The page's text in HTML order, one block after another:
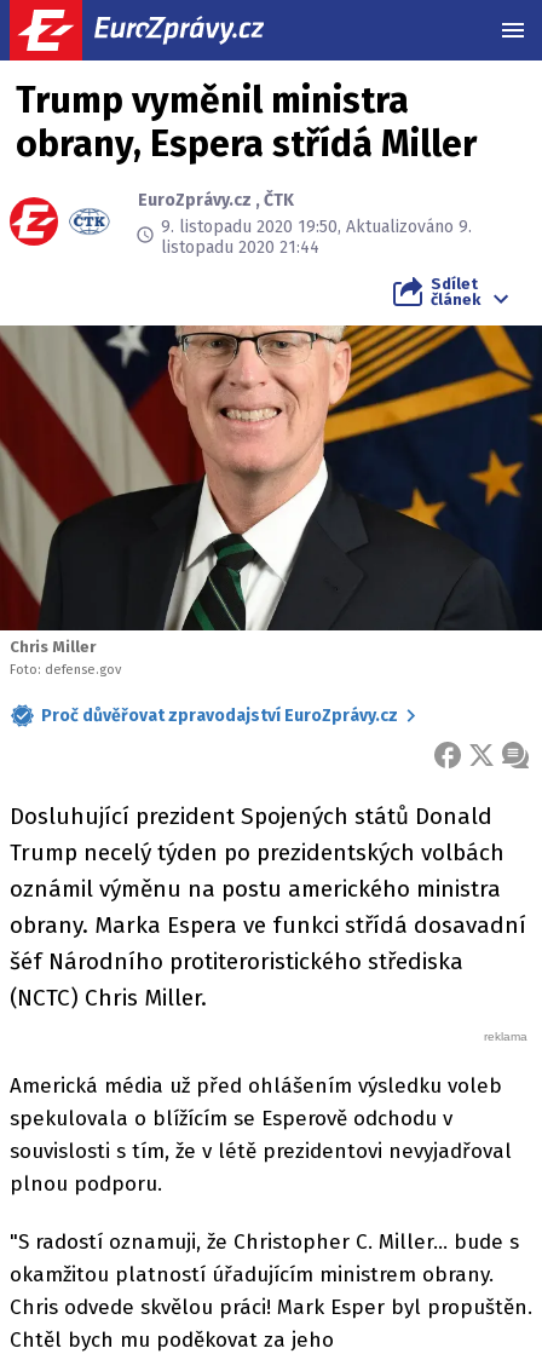
Trump vyměnil ministra
obrany, Espera střídá Miller
EuroZprávy.cz ,ČTK
9. listopadu 2020 19:50, Aktualizováno 9.
listopadu 2020 21:44
Sdílet
článek
Chris Miller
Foto: defense.gov
Proč důvěřovat zpravodajství EuroZprávy.cz
FACEBOOK
X
Dosluhující prezident Spojených států Donald
Trump necelý týden po prezidentských volbách
oznámil výměnu na postu amerického ministra
obrany. Marka Espera ve funkci střídá dosavadní
šéf Národního protiteroristického střediska
(NCTC) Chris Miller.
Americká média už před ohlášením výsledku voleb
spekulovala o blížícím se Esperově odchodu v
souvislosti s tím, že v létě prezidentovi nevyjadřoval
plnou podporu.
"S radostí oznamuji, že Christopher C. Miller... bude s
okamžitou platností úřadujícím ministrem obrany.
Chris odvede skvělou práci! Mark Esper byl propuštěn.
Chtěl bych mu poděkovat za jeho